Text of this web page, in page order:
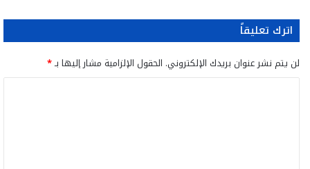
اترك تعليقاً
لن يتم نشر عنوان بريدك الإلكتروني. الحقول الإلزامية مشار إليها بـ*